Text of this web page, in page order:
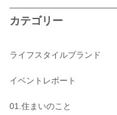
カテゴリー
ライフスタイルブランド
イベントレポート
01.住まいのこと